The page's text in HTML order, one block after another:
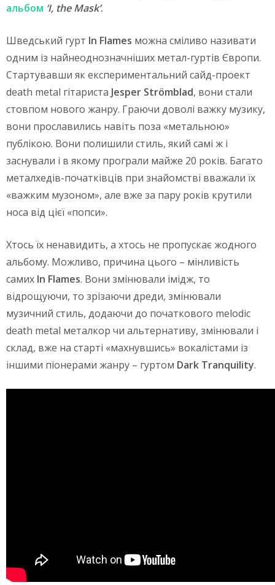
альбом ‘I, the Mask’.
Шведський гурт In Flames можна сміливо називати
одним із найнеоднозначніших метал-гуртів Європи.
Стартувавши як експериментальний сайд-проект
death metal гітариста Jesper Strömblad, вони стали
стовпом нового жанру. Граючи доволі важку музику,
вони прославились навіть поза «метальною»
публікою. Вони полишили стиль, який самі ж і
заснували і в якому програли майже 20 років. Багато
металхедів-початківців при знайомстві вважали їх
«важким музоном», але вже за пару років крутили
носа від цієї «попси».
Хтось їх ненавидить, а хтось не пропускає жодного
альбому. Можливо, причина цього – мінливість
самих In Flames. Вони змінювали імідж, то
відрощуючи, то зрізаючи дреди, змінювали
музичний стиль, додаючи до початкового melodic
death metal металкор чи альтернативу, змінювали і
склад, вже на старті «махнувшись» вокалістами із
іншими піонерами жанру – гуртом Dark Tranquility.